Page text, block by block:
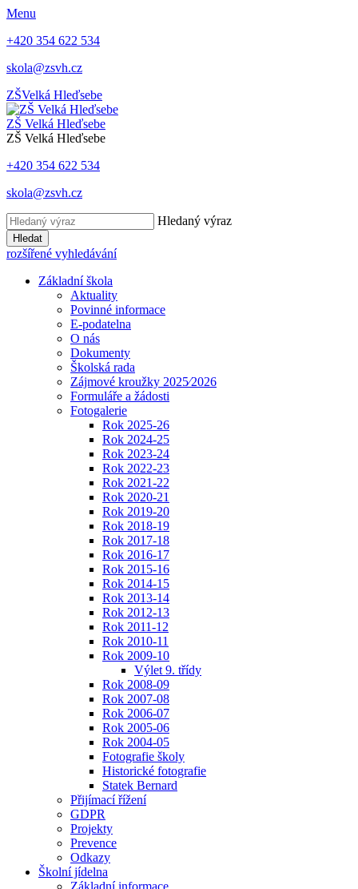
Menu
+420 354 622 534
skola@zsvh.cz
ZŠVelká Hleďsebe
ZŠ Velká Hleďsebe
ZŠ Velká Hleďsebe
+420 354 622 534
skola@zsvh.cz
Hledaný výraz
Hledat
rozšířené vyhledávání
Základní škola
Aktuality
Povinné informace
E-podatelna
O nás
Dokumenty
Školská rada
Zájmové kroužky 2025⁄2026
Formuláře a žádosti
Fotogalerie
Rok 2025-26
Rok 2024-25
Rok 2023-24
Rok 2022-23
Rok 2021-22
Rok 2020-21
Rok 2019-20
Rok 2018-19
Rok 2017-18
Rok 2016-17
Rok 2015-16
Rok 2014-15
Rok 2013-14
Rok 2012-13
Rok 2011-12
Rok 2010-11
Rok 2009-10
Výlet 9. třídy
Rok 2008-09
Rok 2007-08
Rok 2006-07
Rok 2005-06
Rok 2004-05
Fotografie školy
Historické fotografie
Statek Bernard
Přijímací řížení
GDPR
Projekty
Prevence
Odkazy
Školní jídelna
Základní informace